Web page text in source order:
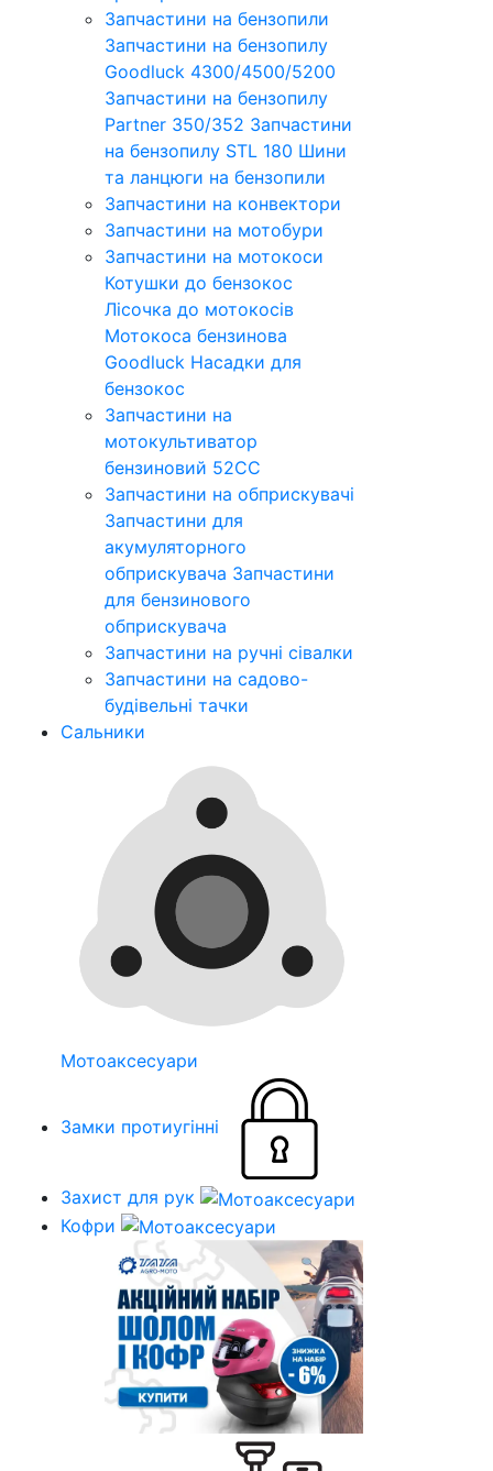
Запчастини на бензопили
Запчастини на бензопилу
Goodluck 4300/4500/5200
Запчастини на бензопилу
Partner 350/352 Запчастини
на бензопилу STL 180 Шини
та ланцюги на бензопили
Запчастини на конвектори
Запчастини на мотобури
Запчастини на мотокоси
Котушки до бензокос
Лісочка до мотокосів
Мотокоса бензинова
Goodluck Насадки для
бензокос
Запчастини на
мотокультиватор
бензиновий 52СС
Запчастини на обприскувачі
Запчастини для
акумуляторного
обприскувача Запчастини
для бензинового
обприскувача
Запчастини на ручні сівалки
Запчастини на садово-
будівельні тачки
Сальники
Мотоаксесуари
Замки протиугінні
Захист для рук
Кофри